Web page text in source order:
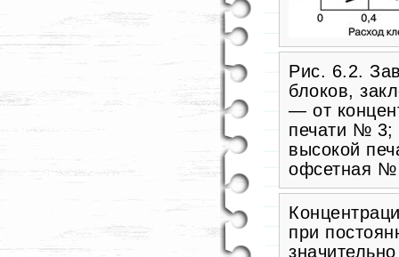
Рис. 6.2.
блоков,
— от
печати №
высокой
офсетная №
при